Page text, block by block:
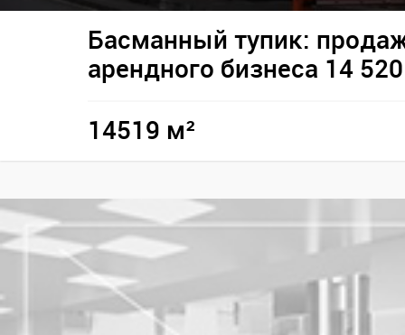
Басманный тупик:
арендного бизнеса 14
14519 м²